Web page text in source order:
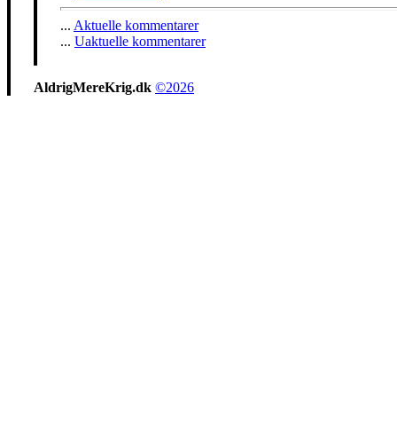
... Aktuelle kommentarer
... Uaktuelle kommentarer
AldrigMereKrig.dk ©2026